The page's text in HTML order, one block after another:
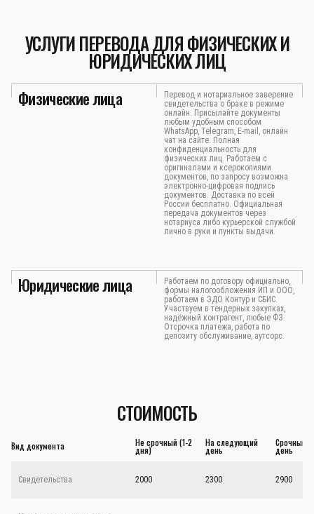
УСЛУГИ ПЕРЕВОДА ДЛЯ ФИЗИЧЕСКИХ И
ЮРИДИЧЕСКИХ ЛИЦ
Физические лица
Перевод и нотариальное заверение
свидетельства о браке в режиме
онлайн. Присылайте документы
любым удобным способом
WhatsApp, Telegram, E-mail, онлайн
чат на сайте. Полная
конфиденциальность для
физических лиц. Работаем с
оригиналами и ксерокопиями
документов, по запросу возможна
электронно-цифровая подпись
документов. Доставка по всей
России бесплатно. Официальная
передача документов через
нотариуса либо курьерской службой
лично в руки и пункты выдачи.
Юридические лица
Работаем по договору официально,
формы налогообложения ИП и ООО,
работаем в ЭДО Контур и СБИС.
Участвуем в тендерных закупках,
надёжный контрагент, любые ФЗ.
Отсрочка платежа, работа по
депозиту обслуживание, аутсорс.
СТОИМОСТЬ
Вид документа Не срочный (1-2
дня)
На следующий
день
Срочный -
день
Свидетельства 2000 2300 2900